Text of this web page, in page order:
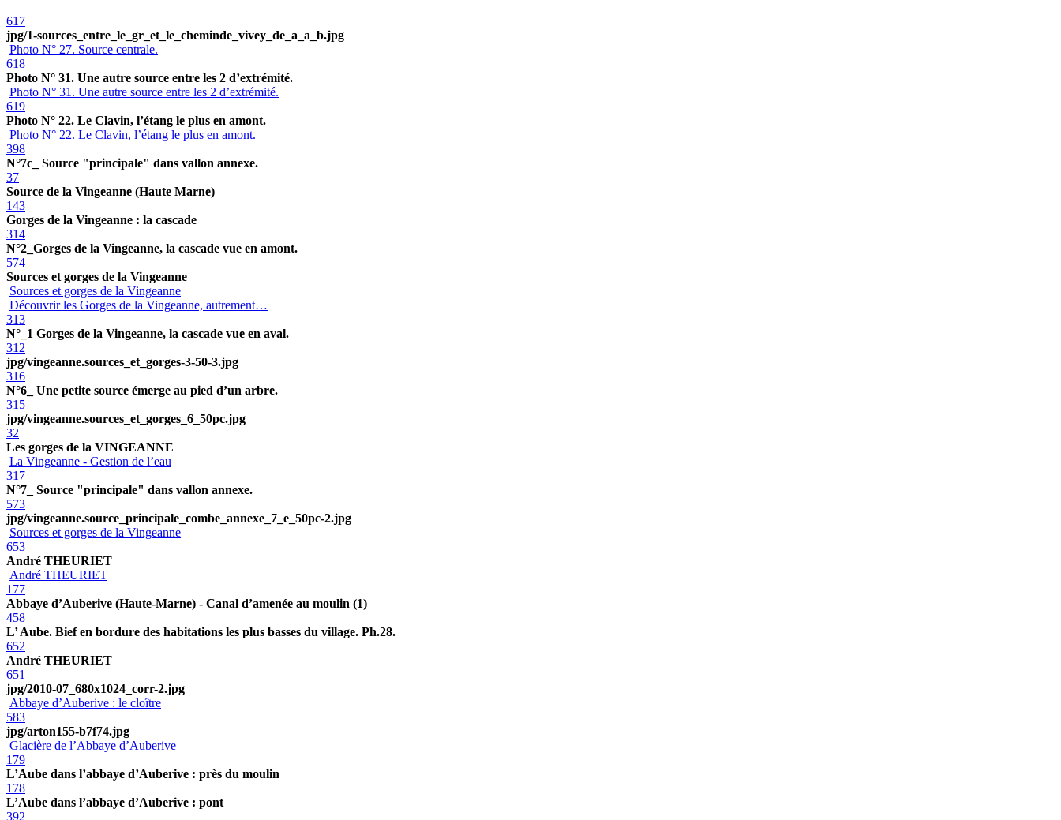
617
jpg/1-sources_entre_le_gr_et_le_cheminde_vivey_de_a_a_b.jpg
Photo N° 27. Source centrale.
618
Photo N° 31. Une autre source entre les 2 d’extrémité.
Photo N° 31. Une autre source entre les 2 d’extrémité.
619
Photo N° 22. Le Clavin, l’étang le plus en amont.
Photo N° 22. Le Clavin, l’étang le plus en amont.
398
N°7c_ Source "principale" dans vallon annexe.
37
Source de la Vingeanne (Haute Marne)
143
Gorges de la Vingeanne : la cascade
314
N°2_Gorges de la Vingeanne, la cascade vue en amont.
574
Sources et gorges de la Vingeanne
Sources et gorges de la Vingeanne
Découvrir les Gorges de la Vingeanne, autrement…
313
N°_1 Gorges de la Vingeanne, la cascade vue en aval.
312
jpg/vingeanne.sources_et_gorges-3-50-3.jpg
316
N°6_ Une petite source émerge au pied d’un arbre.
315
jpg/vingeanne.sources_et_gorges_6_50pc.jpg
32
Les gorges de la VINGEANNE
La Vingeanne - Gestion de l’eau
317
N°7_ Source "principale" dans vallon annexe.
573
jpg/vingeanne.source_principale_combe_annexe_7_e_50pc-2.jpg
Sources et gorges de la Vingeanne
653
André THEURIET
André THEURIET
177
Abbaye d’Auberive (Haute-Marne) - Canal d’amenée au moulin (1)
458
L’ Aube. Bief en bordure des habitations les plus basses du village. Ph.28.
652
André THEURIET
651
jpg/2010-07_680x1024_corr-2.jpg
Abbaye d’Auberive : le cloître
583
jpg/arton155-b7f74.jpg
Glacière de l’Abbaye d’Auberive
179
L’Aube dans l’abbaye d’Auberive : près du moulin
178
L’Aube dans l’abbaye d’Auberive : pont
392